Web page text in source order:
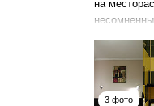
на
3 фото